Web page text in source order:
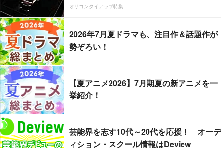
オリコンタイアップ特集
2026年7月夏ドラマも、注目作＆話題作が
勢ぞろい！
【夏アニメ2026】7月期夏の新アニメを一
挙紹介！
芸能界を志す10代～20代を応援！ オーデ
ィション・スクール情報はDeview